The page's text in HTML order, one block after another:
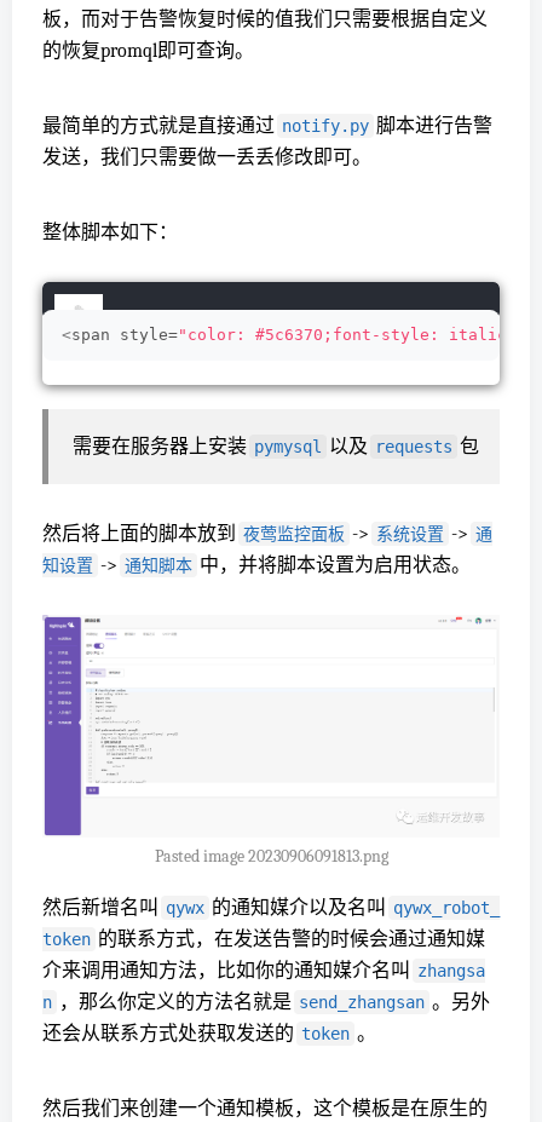
板，而对于告警恢复时候的值我们只需要根据自定义
的恢复promql即可查询。
最简单的方式就是直接通过 notify.py 脚本进行告警
发送，我们只需要做一丢丢修改即可。
整体脚本如下：
<span style="color: #5c6370;font-style:
需要在服务器上安装 pymysql 以及 requests 包
然后将上面的脚本放到 夜莺监控面板 -> 系统设置 -> 通
知设置 -> 通知脚本 中，并将脚本设置为启用状态。
Pasted image 20230906091813.png
然后新增名叫 qywx 的通知媒介以及名叫
qywx_robot_
token 的联系方式，在发送告警的时候会通过通知媒
介来调用通知方法，比如你的通知媒介名叫
zhangsa
n ，那么你定义的方法名就是 send_zhangsan 。另外
还会从联系方式处获取发送的 token 。
然后我们来创建一个通知模板，这个模板是在原生的